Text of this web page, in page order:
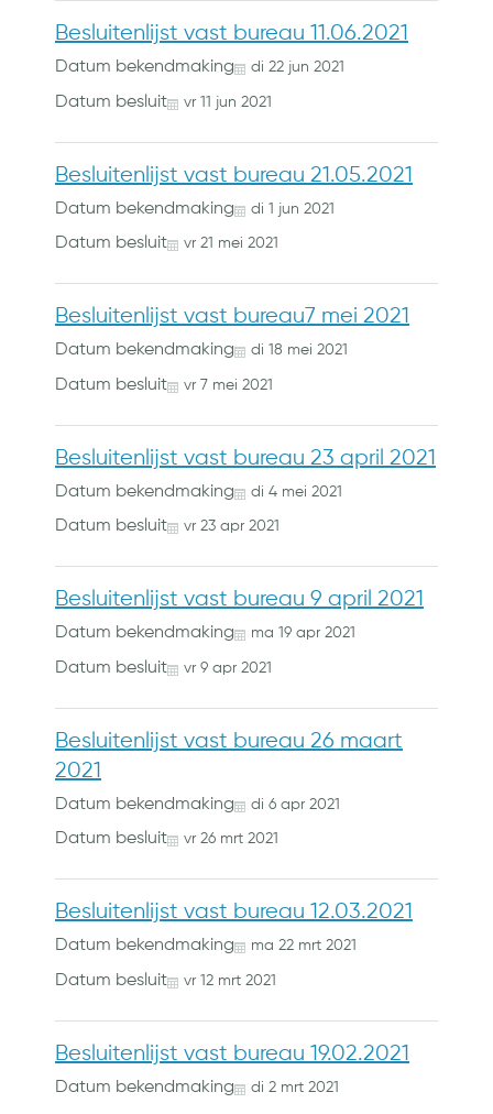
Besluitenlijst vast bureau 11.06.2021
Datum bekendmaking di 22 jun 2021
Datum besluit vr 11 jun 2021
Besluitenlijst vast bureau 21.05.2021
Datum bekendmaking di 1 jun 2021
Datum besluit vr 21 mei 2021
Besluitenlijst vast bureau7 mei 2021
Datum bekendmaking di 18 mei 2021
Datum besluit vr 7 mei 2021
Besluitenlijst vast bureau 23 april 2021
Datum bekendmaking di 4 mei 2021
Datum besluit vr 23 apr 2021
Besluitenlijst vast bureau 9 april 2021
Datum bekendmaking ma 19 apr 2021
Datum besluit vr 9 apr 2021
Besluitenlijst vast bureau 26 maart
2021
Datum bekendmaking di 6 apr 2021
Datum besluit vr 26 mrt 2021
Besluitenlijst vast bureau 12.03.2021
Datum bekendmaking ma 22 mrt 2021
Datum besluit vr 12 mrt 2021
Besluitenlijst vast bureau 19.02.2021
Datum bekendmaking di 2 mrt 2021